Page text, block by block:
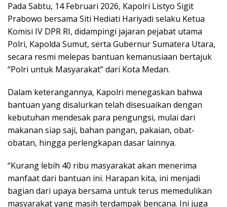
Pada Sabtu, 14 Februari 2026, Kapolri Listyo Sigit
Prabowo bersama Siti Hediati Hariyadi selaku Ketua
Komisi IV DPR RI, didampingi jajaran pejabat utama
Polri, Kapolda Sumut, serta Gubernur Sumatera Utara,
secara resmi melepas bantuan kemanusiaan bertajuk
“Polri untuk Masyarakat” dari Kota Medan.
Dalam keterangannya, Kapolri menegaskan bahwa
bantuan yang disalurkan telah disesuaikan dengan
kebutuhan mendesak para pengungsi, mulai dari
makanan siap saji, bahan pangan, pakaian, obat-
obatan, hingga perlengkapan dasar lainnya.
“Kurang lebih 40 ribu masyarakat akan menerima
manfaat dari bantuan ini. Harapan kita, ini menjadi
bagian dari upaya bersama untuk terus memedulikan
masyarakat yang masih terdampak bencana. Ini juga